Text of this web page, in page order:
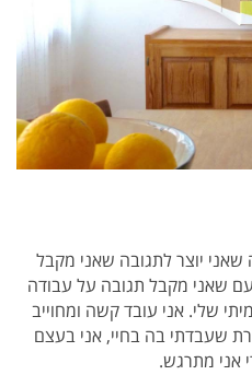
שאני יוצר לתגובה שאני מקבל
שאני מקבל תגובה על עבודה
שלי. אני עובד קשה ומחוייב
שעבדתי בה בחיי, אני בעצם
אני מתרגש.